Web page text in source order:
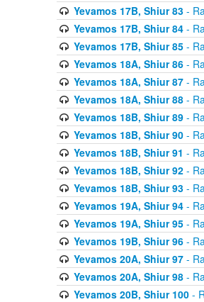
Yevamos 17B, Shiur 83-
Yevamos 17B, Shiur 84-
Yevamos 17B, Shiur 85-
Yevamos 18A, Shiur 86-
Yevamos 18A, Shiur 87-
Yevamos 18A, Shiur 88-
Yevamos 18B, Shiur 89-
Yevamos 18B, Shiur 90-
Yevamos 18B, Shiur 91 -
Yevamos 18B, Shiur 92-
Yevamos 18B, Shiur 93-
Yevamos 19A, Shiur 94-
Yevamos 19A, Shiur 95-
Yevamos 19B, Shiur 96-
Yevamos 20A, Shiur 97-
Yevamos 20A, Shiur 98-
Yevamos 20B, Shiur 100-